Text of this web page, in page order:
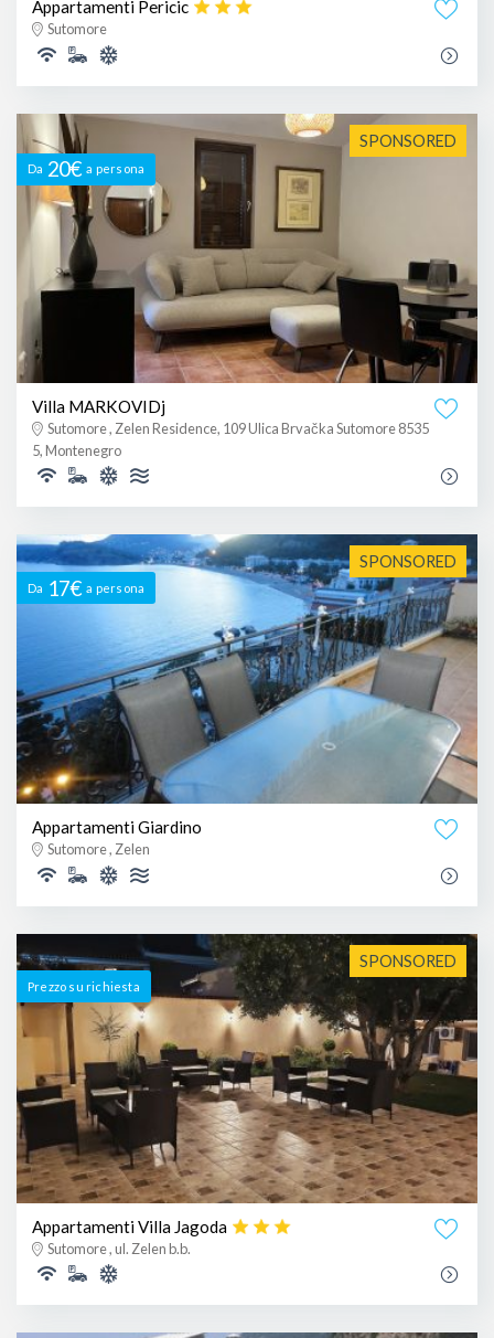
Appartamenti Pericic
Sutomore
SPONSORED
Da 20€ a persona
Villa MARKOVIDj
Sutomore , Zelen Residence, 109 Ulica Brvačka Sutomore 8535
5, Montenegro
SPONSORED
Da 17€ a persona
Appartamenti Giardino
Sutomore , Zelen
SPONSORED
Prezzo su richiesta
Appartamenti Villa Jagoda
Sutomore , ul. Zelen b.b.